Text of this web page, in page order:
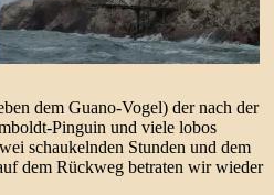
dem Guano-Vogel) der nach der
Pinguin und viele lobos
schaukelnden Stunden und dem
dem Rückweg betraten wir wieder